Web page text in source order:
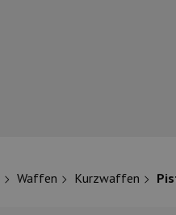
Waffen Kurzwaffen